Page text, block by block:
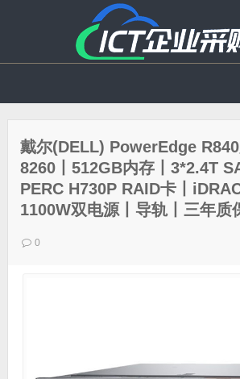
戴尔(DELL) PowerEdge
8260丨512GB内存丨3*2.4T
PERC H730P RAID卡丨
1100W双电源丨导轨丨三年质
0